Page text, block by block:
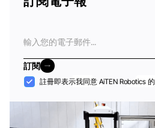
子
郵
件
訂閱
訂閱
接
註冊即表示我同意 AiTEN Robotics 的